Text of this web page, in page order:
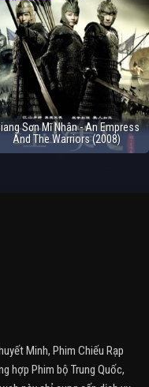
Sơn Mĩ Nhân - An Empress
And The Warriors (2008)
Minh, Phim Chiếu Rạp
hợp Phim bộ Trung Quốc,